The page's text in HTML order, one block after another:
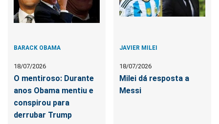
BARACK OBAMA
18/07/2026
O mentiroso: Durante
anos Obama mentiu e
conspirou para
derrubar Trump
JAVIER MILEI
18/07/2026
Milei dá resposta a
Messi